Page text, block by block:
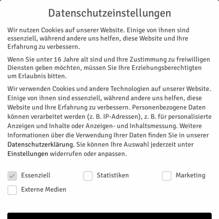
Start Politik CDU Zweiter Jülicher steht als Landtagskandidat fest
POLITIK CDU NACHRICHTEN
Zweiter Jülicher steht als
Landtagskandidat fest
Die Delegiertenversammlung der CDU entschied gestern über
ihren Kandidaten für die Landtagswahl 2027. Der Jülicher
Marco Johnen wurde mit überzeugender Mehrheit gewählt.
Facebook
Datenschutzeinstellungen
Wir nutzen Cookies auf unserer Website. Einige von ihnen sind
essenziell, während andere uns helfen, diese Website und Ihre
Erfahrung zu verbessern.
Wenn Sie unter 16 Jahre alt sind und Ihre Zustimmung zu freiwilligen
Diensten geben möchten, müssen Sie Ihre Erziehungsberechtigten
um Erlaubnis bitten.
Wir verwenden Cookies und andere Technologien auf unserer Website.
Einige von ihnen sind essenziell, während andere uns helfen, diese
Website und Ihre Erfahrung zu verbessern. Personenbezogene Daten
können verarbeitet werden (z. B. IP-Adressen), z. B. für personalisierte
Anzeigen und Inhalte oder Anzeigen- und Inhaltsmessung. Weitere
Informationen über die Verwendung Ihrer Daten finden Sie in unserer
Datenschutzerklärung. Sie können Ihre Auswahl jederzeit unter
Einstellungen widerrufen oder anpassen.
Essenziell
Statistiken
Marketing
Externe Medien